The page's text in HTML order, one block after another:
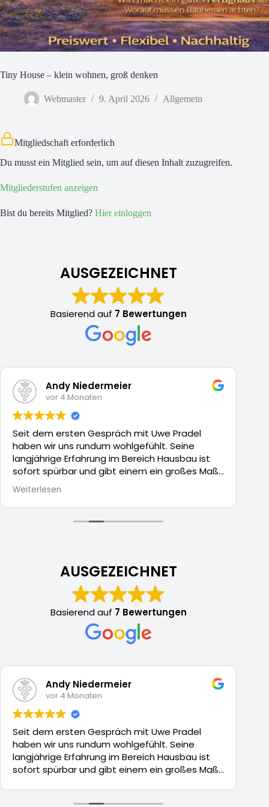
Tiny House – klein wohnen, groß denken
Webmaster 9. April 2026 Allgemein
Mitgliedschaft erforderlich
Du musst ein Mitglied sein, um auf diesen Inhalt zuzugreifen.
Mitgliederstufen anzeigen
Bist du bereits Mitglied? Hier einloggen
AUSGEZEICHNET
Basierend auf 7 Bewertungen
Andy Niedermeier
vor 4 Monaten
Seit dem ersten Gespräch mit Uwe Pradel
haben wir uns rundum wohlgefühlt. Seine
langjährige Erfahrung im Bereich Hausbau ist
sofort spürbar und gibt einem ein großes Maß
an Sicherheit. Besonders beeindruckend ist
sein umfassendes Know-how, das er
verständlich und transparent vermittelt.
Kosten stellt er so transparent wie möglich
dar, was uns zusätzlich Vertrauen gibt.
Bei Fragen steht er jederzeit zur Verfügung und
reagiert schnell sowie zuverlässig. Die
Zusammenarbeit ist durchweg angenehm und
entscheiden und freuen uns sehr auf die
nächste Etappe unseres Bauprojektes !
Weiterlesen
AUSGEZEICHNET
Basierend auf 7 Bewertungen
Andy Niedermeier
vor 4 Monaten
Seit dem ersten Gespräch mit Uwe Pradel
haben wir uns rundum wohlgefühlt. Seine
langjährige Erfahrung im Bereich Hausbau ist
sofort spürbar und gibt einem ein großes Maß
sein umfassendes Know-how, das er